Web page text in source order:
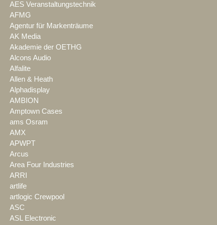
AES Veranstaltungstechnik
AFMG
Agentur für Markenträume
AK Media
Akademie der OETHG
Alcons Audio
Alfalite
Allen & Heath
Alphadisplay
AMBION
Amptown Cases
ams Osram
AMX
APWPT
Arcus
Area Four Industries
ARRI
artlife
artlogic Crewpool
ASC
ASL Electronic